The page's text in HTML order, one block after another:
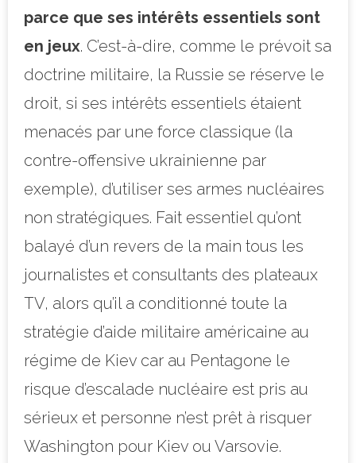
parce que ses intérêts essentiels sont
en jeux. C’est-à-dire, comme le prévoit sa
doctrine militaire, la Russie se réserve le
droit, si ses intérêts essentiels étaient
menacés par une force classique (la
contre-offensive ukrainienne par
exemple), d’utiliser ses armes nucléaires
non stratégiques. Fait essentiel qu’ont
balayé d’un revers de la main tous les
journalistes et consultants des plateaux
TV, alors qu’il a conditionné toute la
stratégie d’aide militaire américaine au
régime de Kiev car au Pentagone le
risque d’escalade nucléaire est pris au
sérieux et personne n’est prêt à risquer
Washington pour Kiev ou Varsovie.